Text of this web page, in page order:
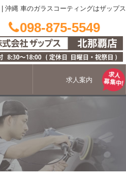
沖縄 車のガラスコーティングはザップス
098-875-5549
求人案内